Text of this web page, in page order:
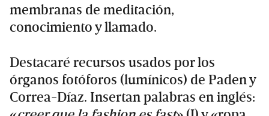
membranas de meditación,
conocimiento y llamado.
Destacaré recursos usados por los
órganos fotóforos (lumínicos) de Paden y
Correa-Díaz. Insertan palabras en inglés: